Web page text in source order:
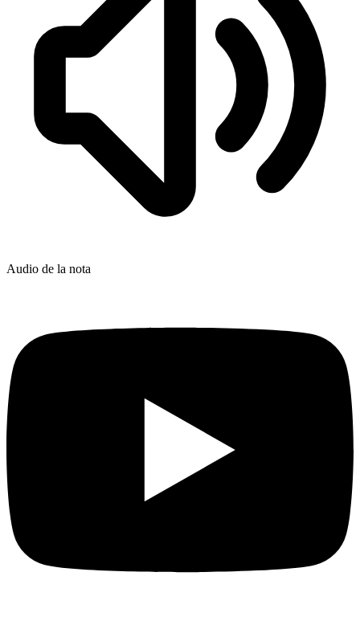
Audio de la nota